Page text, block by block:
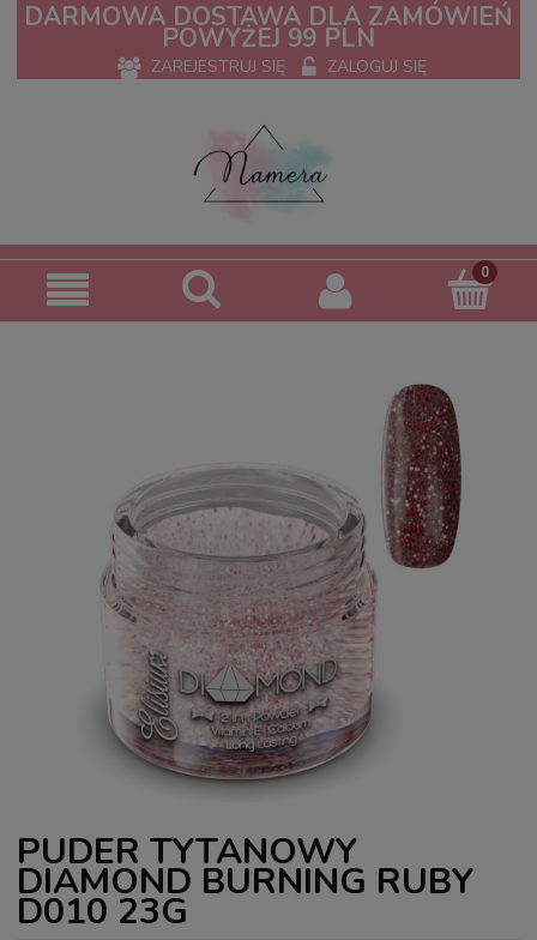
DARMOWA DOSTAWA DLA ZAMÓWIEŃ
POWYŻEJ 99 PLN
ZAREJESTRUJ SIĘ ZALOGUJ SIĘ
PUDER TYTANOWY
DIAMOND BURNING RUBY
D010 23G